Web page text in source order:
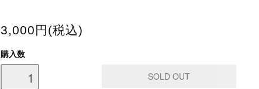
3,000円(税込)
購入数